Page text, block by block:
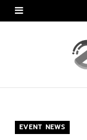
EVENT NEWS